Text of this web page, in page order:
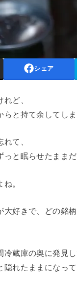
シェア
ど、
らと持て余してしま
て、
と眠らせたまま
。
大好きで、どの銘
冷蔵庫の奥に発見し
れたままになって